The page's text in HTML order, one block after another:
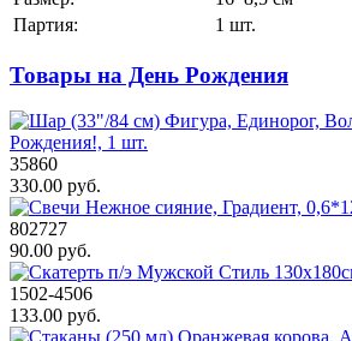
Партия:
1 шт.
Товары на День Рождения
35860
330.00 руб.
802727
90.00 руб.
1502-4506
133.00 руб.